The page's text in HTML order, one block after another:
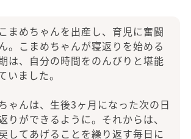
まめちゃんを出産し、育児に奮闘
。こまめちゃんが寝返りを始める
は、自分の時間をのんびりと堪能
いました。
ゃんは、生後3ヶ月になった次の日
りができるように。それからは、
してあげることを繰り返す毎日に